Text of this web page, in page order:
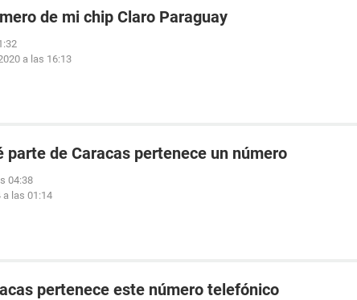
de mi chip Claro Paraguay
a las 16:13
parte de Caracas pertenece un número
04:38
a las 01:14
pertenece este número telefónico